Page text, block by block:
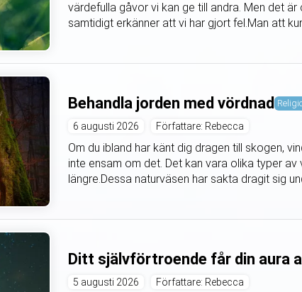
värdefulla gåvor vi kan ge till andra. Men det
samtidigt erkänner att vi har gjort fel.Man att
Behandla jorden med vördnad
6 augusti 2026 Författare: Rebecca
Om du ibland har känt dig dragen till skogen,
inte ensam om det. Det kan vara olika typer
längre.Dessa naturväsen har sakta dragit sig
Ditt självförtroende får din aura
5 augusti 2026 Författare: Rebecca